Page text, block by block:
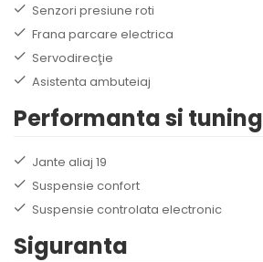
Senzori presiune roti
Frana parcare electrica
Servodirecţie
Asistenta ambuteiaj
Performanta si tuning
Jante aliaj 19
Suspensie confort
Suspensie controlata electronic
Siguranta